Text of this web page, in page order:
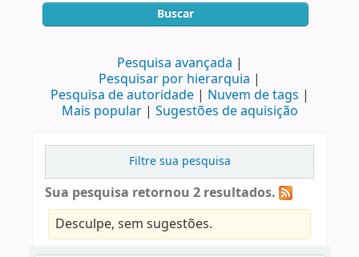
Buscar
Pesquisa avançada
Pesquisar por hierarquia
Pesquisa de autoridade
Nuvem de tags
Mais popular
Sugestões de aquisição
Filtre sua pesquisa
Sua pesquisa retornou 2 resultados.
Desculpe, sem sugestões.